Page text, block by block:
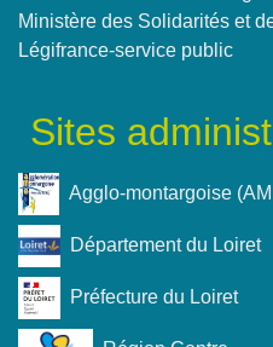
Ministère des Solidarités et
Légifrance-service public
Sites
Agglo-montargoise
Département du Loiret
Préfecture du Loiret